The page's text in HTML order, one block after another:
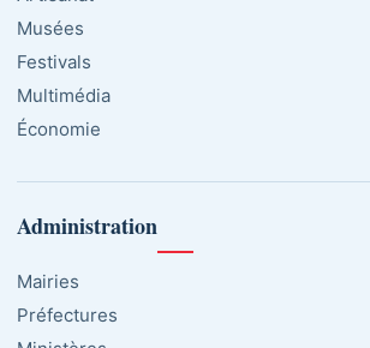
Musées
Festivals
Multimédia
Économie
Administration
Mairies
Préfectures